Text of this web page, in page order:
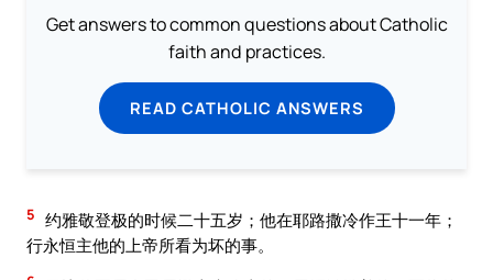
Get answers to common questions about Catholic
faith and practices.
READ CATHOLIC ANSWERS
5 约雅敬登极的时候二十五岁；他在耶路撒冷作王十一年；
行永恒主他的上帝所看为坏的事。